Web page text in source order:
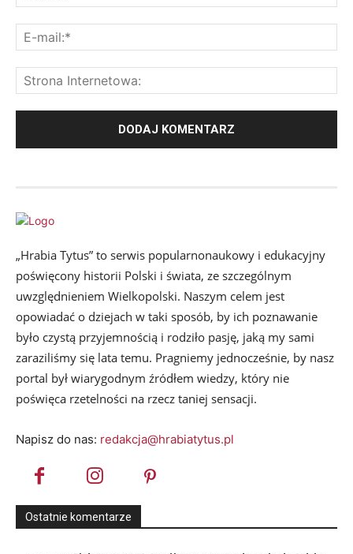
„Hrabia Tytus” to serwis popularnonaukowy i edukacyjny
poświęcony historii Polski i świata, ze szczególnym
uwzględnieniem Wielkopolski. Naszym celem jest
opowiadać o dziejach w taki sposób, by ich poznawanie
było czystą przyjemnością i rodziło pasję, jaką my sami
zaraziliśmy się lata temu. Pragniemy jednocześnie, by nasz
portal był wiarygodnym źródłem wiedzy, który nie
poświęca rzetelności na rzecz taniej sensacji.
Napisz do nas: redakcja@hrabiatytus.pl
Ostatnie komentarze